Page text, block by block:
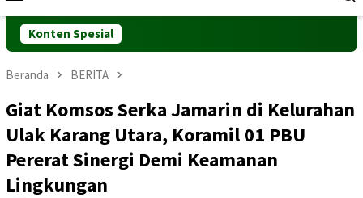
Mobile
Konten Spesial
Beranda BERITA
Giat Komsos Serka Jamarin di Kelurahan
Ulak Karang Utara, Koramil 01 PBU
Pererat Sinergi Demi Keamanan
Lingkungan